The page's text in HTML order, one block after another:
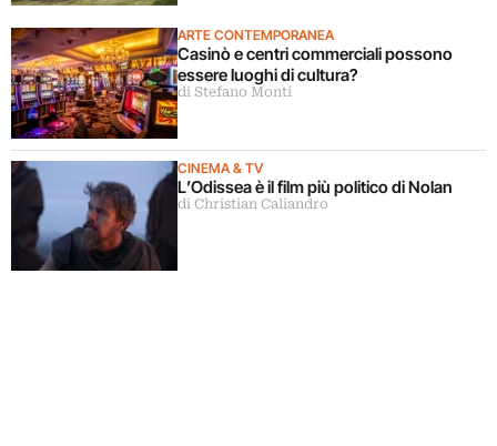
ARTE CONTEMPORANEA
Casinò e centri commerciali possono
essere luoghi di cultura?
di Stefano Monti
CINEMA & TV
L’Odissea è il film più politico di Nolan
di Christian Caliandro